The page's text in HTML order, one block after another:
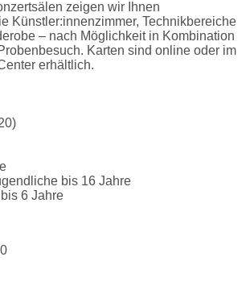
zeigen wir Ihnen
Künstler:innenzimmer, Technikbereiche
– nach Möglichkeit in Kombination
Karten sind online oder im
erhältlich.
bis 16 Jahre
6 Jahre